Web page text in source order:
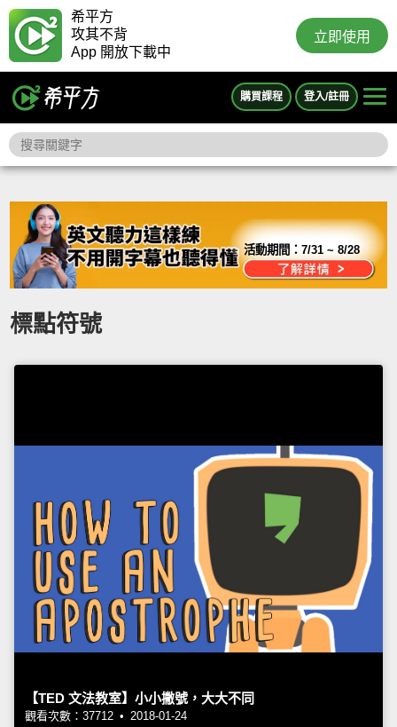
希平方
攻其不背
App 開放下載中
立即使用
購買課程 登入/註冊
活動期間：7/31 ~ 8/28
標點符號
【TED 文法教室】小小撇號，大大不同
觀看次數：37712 • 2018-01-24